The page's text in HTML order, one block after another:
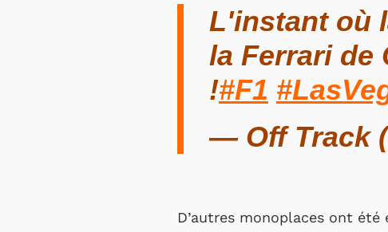
L'instant où
la Ferrari de
!#F1
— Off Track
D’autres monoplaces ont